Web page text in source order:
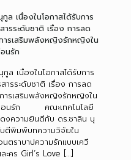
เนื่องในโอกาสได้รับการ
รระดับชาติ เรื่อง การลด
ารเสริมพลังหญิงรักหญิงใน
นรัก
เนื่องในโอกาสได้รับการ
รระดับชาติ เรื่อง การลด
ารเสริมพลังหญิงรักหญิงใน
จซ่อนรัก คณะเทคโนโลยี
งความยินดีกับ ดร.ชาลิน นุ
บตีพิมพ์บทความวิจัยใน
ตราบาปความรักแบบเควี
คร Girl’s Love […]